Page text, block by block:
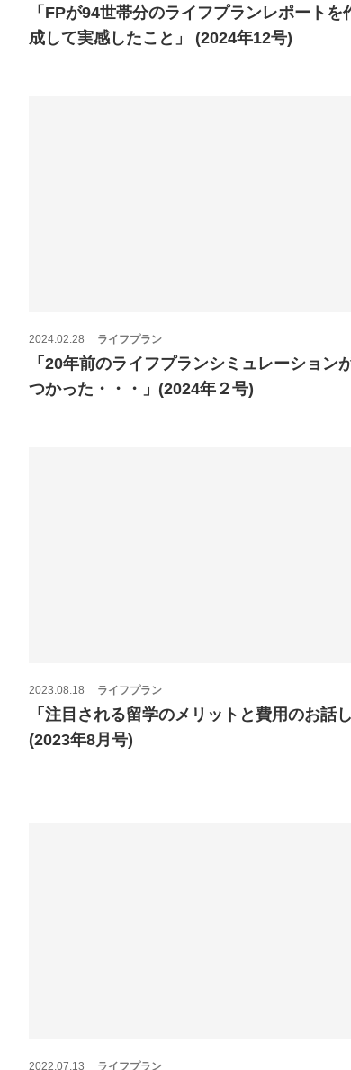
「FPが94世帯分のライフプランレポートを
成して実感したこと」 (2024年12号)
2024.02.28 ライフプラン
「20年前のライフプランシミュレーション
つかった・・・」(2024年２号)
2023.08.18 ライフプラン
「注目される留学のメリットと費用のお話
(2023年8月号)
2022.07.13 ライフプラン